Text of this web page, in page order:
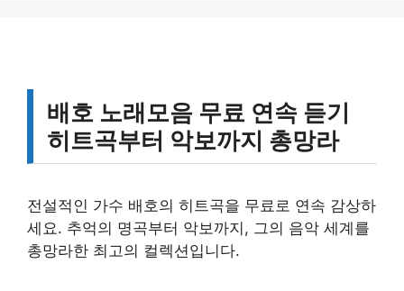
배호 노래모음 무료 연속 듣기
히트곡부터 악보까지 총망라
전설적인 가수 배호의 히트곡을 무료로 연속 감상하
세요. 추억의 명곡부터 악보까지, 그의 음악 세계를
총망라한 최고의 컬렉션입니다.